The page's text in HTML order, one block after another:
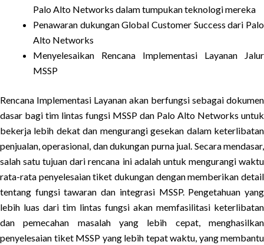
Palo Alto Networks dalam tumpukan teknologi mereka
Penawaran dukungan Global Customer Success dari Palo
Alto Networks
Menyelesaikan Rencana Implementasi Layanan Jalur
MSSP
Rencana Implementasi Layanan akan berfungsi sebagai dokumen
dasar bagi tim lintas fungsi MSSP dan Palo Alto Networks untuk
bekerja lebih dekat dan mengurangi gesekan dalam keterlibatan
penjualan, operasional, dan dukungan purna jual. Secara mendasar,
salah satu tujuan dari rencana ini adalah untuk mengurangi waktu
rata-rata penyelesaian tiket dukungan dengan memberikan detail
tentang fungsi tawaran dan integrasi MSSP. Pengetahuan yang
lebih luas dari tim lintas fungsi akan memfasilitasi keterlibatan
dan pemecahan masalah yang lebih cepat, menghasilkan
penyelesaian tiket MSSP yang lebih tepat waktu, yang membantu